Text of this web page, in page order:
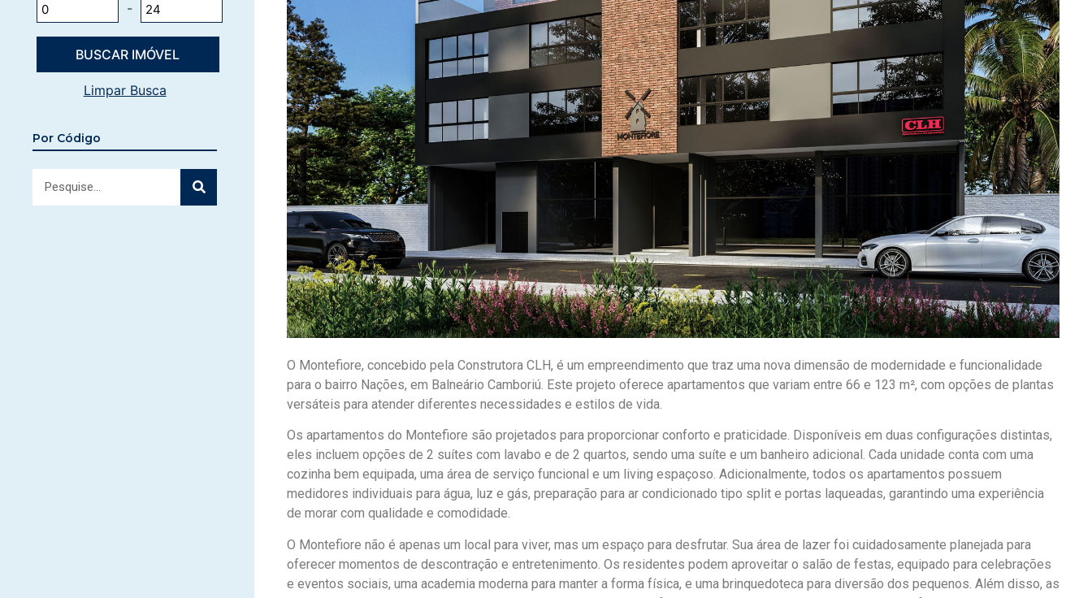
-
Limpar Busca
Por Código
O Montefiore, concebido pela Construtora CLH, é um empreendimento que traz uma nova dimensão de modernidade e funcionalidade
para o bairro Nações, em Balneário Camboriú. Este projeto oferece apartamentos que variam entre 66 e 123 m², com opções de plantas
versáteis para atender diferentes necessidades e estilos de vida.
Os apartamentos do Montefiore são projetados para proporcionar conforto e praticidade. Disponíveis em duas configurações distintas,
eles incluem opções de 2 suítes com lavabo e de 2 quartos, sendo uma suíte e um banheiro adicional. Cada unidade conta com uma
cozinha bem equipada, uma área de serviço funcional e um living espaçoso. Adicionalmente, todos os apartamentos possuem
medidores individuais para água, luz e gás, preparação para ar condicionado tipo split e portas laqueadas, garantindo uma experiência
de morar com qualidade e comodidade.
O Montefiore não é apenas um local para viver, mas um espaço para desfrutar. Sua área de lazer foi cuidadosamente planejada para
oferecer momentos de descontração e entretenimento. Os residentes podem aproveitar o salão de festas, equipado para celebrações
e eventos sociais, uma academia moderna para manter a forma física, e uma brinquedoteca para diversão dos pequenos. Além disso, as